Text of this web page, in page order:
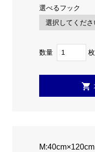
選べるフック
数量 枚
M:40cm×120cm